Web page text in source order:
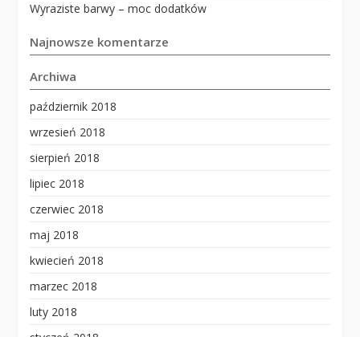
Wyraziste barwy – moc dodatków
Najnowsze komentarze
Archiwa
październik 2018
wrzesień 2018
sierpień 2018
lipiec 2018
czerwiec 2018
maj 2018
kwiecień 2018
marzec 2018
luty 2018